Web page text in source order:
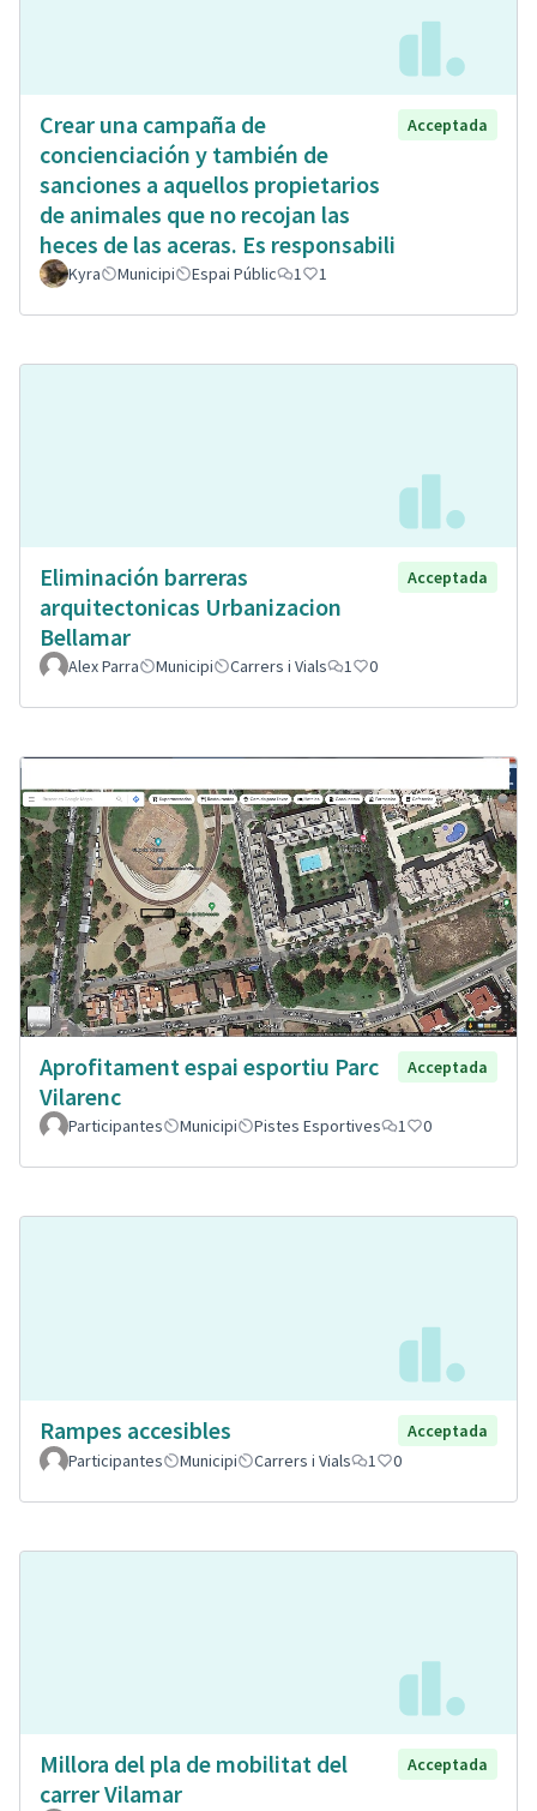
Crear una campaña de
concienciación y también de
sanciones a aquellos propietarios
de animales que no recojan las
heces de las aceras. Es responsabili
Acceptada
Kyra Municipi Espai Públic 1 1
Eliminación barreras
arquitectonicas Urbanizacion
Bellamar
Acceptada
Alex Parra Municipi Carrers i Vials 1 0
Aprofitament espai esportiu Parc
Vilarenc
Acceptada
Participantes Municipi Pistes Esportives 1 0
Rampes accesibles
Acceptada
Participantes
Municipi Carrers i Vials 1 0
Millora del pla de mobilitat del
carrer Vilamar
Acceptada